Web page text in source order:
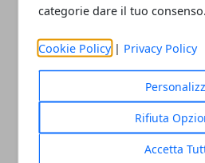
categorie dare il tuo consenso.
Cookie Policy | Privacy Policy
Rifiuta
Accetta